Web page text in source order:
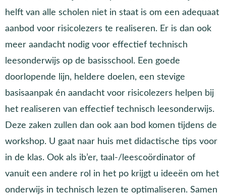
helft van alle scholen niet in staat is om een adequaat
aanbod voor risicolezers te realiseren. Er is dan ook
meer aandacht nodig voor effectief technisch
leesonderwijs op de basisschool. Een goede
doorlopende lijn, heldere doelen, een stevige
basisaanpak én aandacht voor risicolezers helpen bij
het realiseren van effectief technisch leesonderwijs.
Deze zaken zullen dan ook aan bod komen tijdens de
workshop. U gaat naar huis met didactische tips voor
in de klas. Ook als ib’er, taal-/leescoördinator of
vanuit een andere rol in het po krijgt u ideeën om het
onderwijs in technisch lezen te optimaliseren. Samen